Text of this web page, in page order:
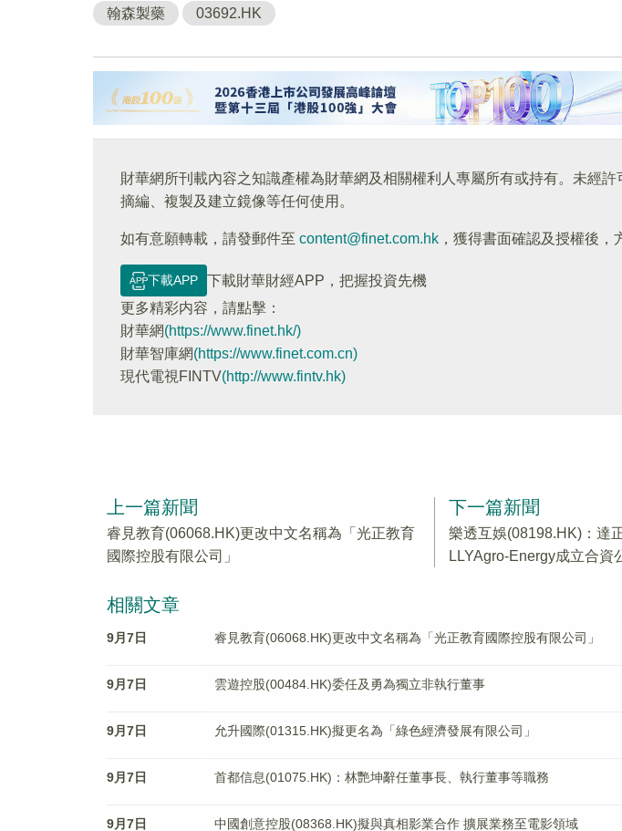
翰森製藥 03692.HK
財華網所刊載內容之知識產權為財華網及相關權利人專屬所有或持有。未經許
摘編、複製及建立鏡像等任何使用。
如有意願轉載，請發郵件至 content@finet.com.hk ，獲得書面確認及授權後，
下載APP
下載財華財經APP，把握投資先機
更多精彩内容，請點擊：
財華網(https://www.finet.hk/)
財華智庫網(https://www.finet.com.cn)
現代電視FINTV(http://www.fintv.hk)
上一篇新聞
睿見教育(06068.HK)更改中文名稱為「光正教育
國際控股有限公司」
下一篇新聞
樂透互娛(08198.HK)：達
LLYAgro-Energy成立合資
相關文章
9月7日 睿見教育(06068.HK)更改中文名稱為「光正教育國際控股有限公司」
9月7日 雲遊控股(00484.HK)委任及勇為獨立非執行董事
9月7日 允升國際(01315.HK)擬更名為「綠色經濟發展有限公司」
9月7日 首都信息(01075.HK)：林艷坤辭任董事長、執行董事等職務
9月7日 中國創意控股(08368.HK)擬與真相影業合作 擴展業務至電影領域